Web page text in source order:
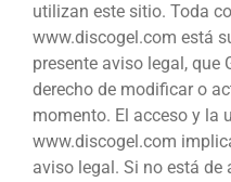
utilizan este sitio. Toda
www.discogel.com está
presente aviso legal, que
derecho de modificar o
momento. El acceso y la
www.discogel.com
aviso legal. Si no está